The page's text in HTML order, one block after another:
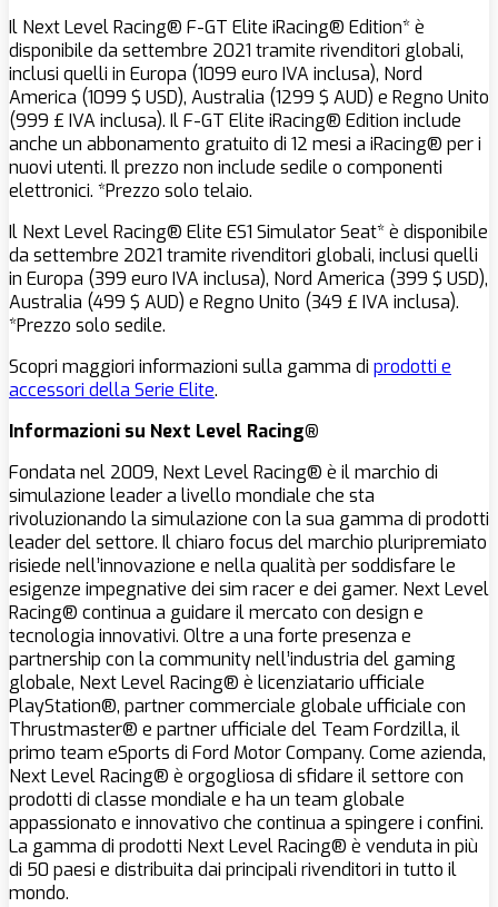
Il Next Level Racing® F-GT Elite iRacing® Edition* è
disponibile da settembre 2021 tramite rivenditori globali,
inclusi quelli in Europa (1099 euro IVA inclusa), Nord
America (1099 $ USD), Australia (1299 $ AUD) e Regno Unito
(999 £ IVA inclusa). Il F-GT Elite iRacing® Edition include
anche un abbonamento gratuito di 12 mesi a iRacing® per i
nuovi utenti. Il prezzo non include sedile o componenti
elettronici. *Prezzo solo telaio.
Il Next Level Racing® Elite ES1 Simulator Seat* è disponibile
da settembre 2021 tramite rivenditori globali, inclusi quelli
in Europa (399 euro IVA inclusa), Nord America (399 $ USD),
Australia (499 $ AUD) e Regno Unito (349 £ IVA inclusa).
*Prezzo solo sedile.
Scopri maggiori informazioni sulla gamma di prodotti e
accessori della Serie Elite.
Informazioni su Next Level Racing®
Fondata nel 2009, Next Level Racing® è il marchio di
simulazione leader a livello mondiale che sta
rivoluzionando la simulazione con la sua gamma di prodotti
leader del settore. Il chiaro focus del marchio pluripremiato
risiede nell’innovazione e nella qualità per soddisfare le
esigenze impegnative dei sim racer e dei gamer. Next Level
Racing® continua a guidare il mercato con design e
tecnologia innovativi. Oltre a una forte presenza e
partnership con la community nell’industria del gaming
globale, Next Level Racing® è licenziatario ufficiale
PlayStation®, partner commerciale globale ufficiale con
Thrustmaster® e partner ufficiale del Team Fordzilla, il
primo team eSports di Ford Motor Company. Come azienda,
Next Level Racing® è orgogliosa di sfidare il settore con
prodotti di classe mondiale e ha un team globale
appassionato e innovativo che continua a spingere i confini.
La gamma di prodotti Next Level Racing® è venduta in più
di 50 paesi e distribuita dai principali rivenditori in tutto il
mondo.